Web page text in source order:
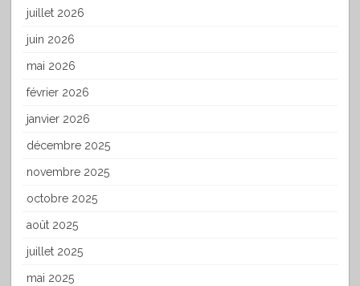
juillet 2026
juin 2026
mai 2026
février 2026
janvier 2026
décembre 2025
novembre 2025
octobre 2025
août 2025
juillet 2025
mai 2025